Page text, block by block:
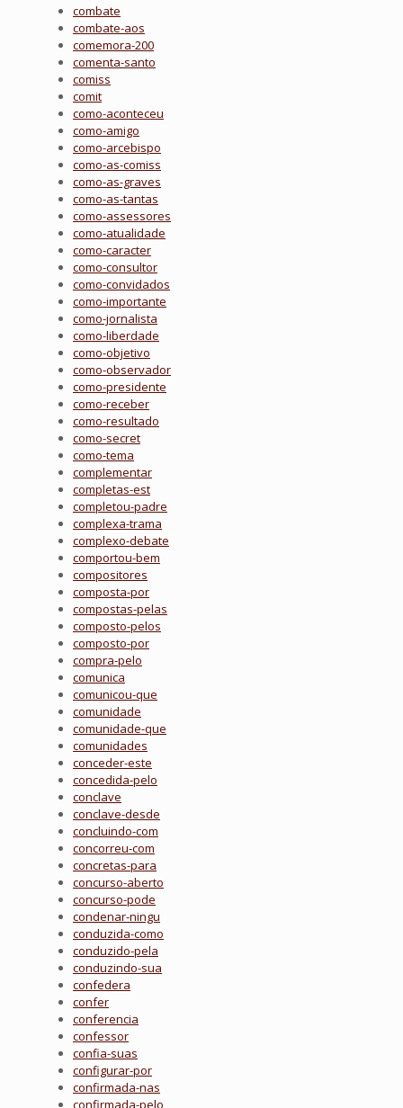
combate
combate-aos
comemora-200
comenta-santo
comiss
comit
como-aconteceu
como-amigo
como-arcebispo
como-as-comiss
como-as-graves
como-as-tantas
como-assessores
como-atualidade
como-caracter
como-consultor
como-convidados
como-importante
como-jornalista
como-liberdade
como-objetivo
como-observador
como-presidente
como-receber
como-resultado
como-secret
como-tema
complementar
completas-est
completou-padre
complexa-trama
complexo-debate
comportou-bem
compositores
composta-por
compostas-pelas
composto-pelos
composto-por
compra-pelo
comunica
comunicou-que
comunidade
comunidade-que
comunidades
conceder-este
concedida-pelo
conclave
conclave-desde
concluindo-com
concorreu-com
concretas-para
concurso-aberto
concurso-pode
condenar-ningu
conduzida-como
conduzido-pela
conduzindo-sua
confedera
confer
conferencia
confessor
confia-suas
configurar-por
confirmada-nas
confirmada-pelo